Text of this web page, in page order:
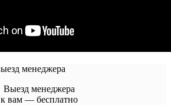
Выезд менеджера
к вам — бесплатно